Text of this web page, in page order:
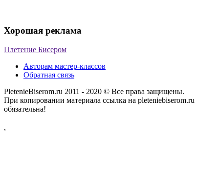
Хорошая реклама
Плетение Бисером
Авторам мастер-классов
Обратная связь
PletenieBiserom.ru 2011 - 2020 © Все права защищены.
При копировании материала ссылка на pleteniebiserom.ru
обязательна!
,